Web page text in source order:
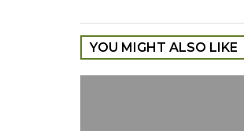
YOU MIGHT ALSO LIKE